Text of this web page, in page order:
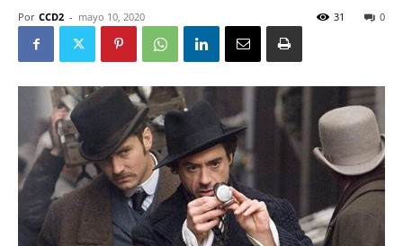
Por CCD2 - mayo 10, 2020 0
31